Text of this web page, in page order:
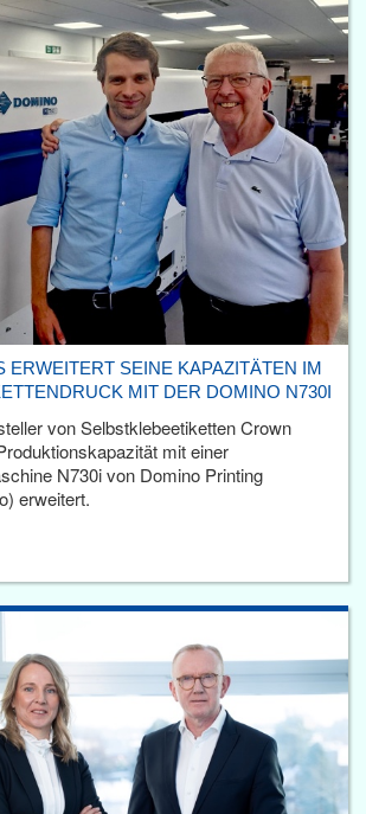
ERWEITERT SEINE KAPAZITÄTEN IM
MIT DER DOMINO N730I
von Selbstklebeetiketten Crown
mit einer
N730i von Domino Printing
erweitert.